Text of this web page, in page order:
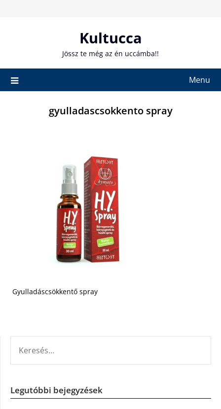
Kultucca
Jössz te még az én uccámba!!
Menu
gyulladascsokkento spray
Gyulladáscsökkentő spray
Legutóbbi bejegyzések